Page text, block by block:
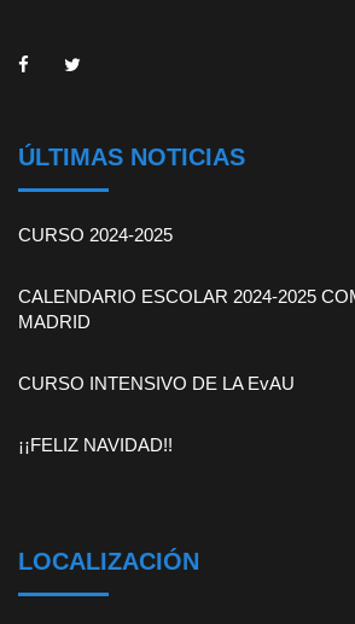
ÚLTIMAS NOTICIAS
CURSO 2024-2025
CALENDARIO ESCOLAR 2024-2025
MADRID
CURSO INTENSIVO DE LA EvAU
¡¡FELIZ NAVIDAD!!
LOCALIZACIÓN